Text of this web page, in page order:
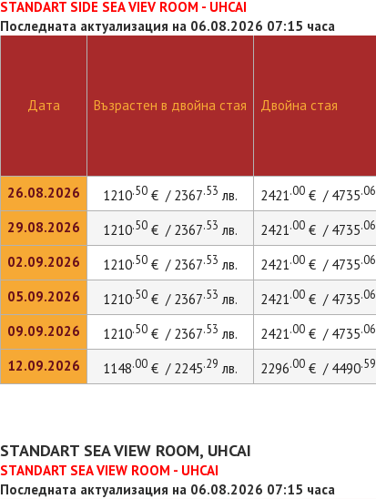
STANDART SIDE SEA VIEV ROOM - UHCAI
Последната актуализация на 06.08.2026 07:15 часа
Дата
26.08.2026
29.08.2026
02.09.2026
05.09.2026
09.09.2026
12.09.2026
Възрастен в двойна стая Двойна стая
1210.50 € / 2367.53 лв. 2421.00 € / 4735.06
1210.50 € / 2367.53 лв. 2421.00 € / 4735.06
1210.50 € / 2367.53 лв. 2421.00 € / 4735.06
1210.50 € / 2367.53 лв. 2421.00 € / 4735.06
1210.50 € / 2367.53 лв. 2421.00 € / 4735.06
1148.00 € / 2245.29 лв. 2296.00 € / 4490.59
STANDART SEA VIEW ROOM, UHCAI
STANDART SEA VIEW ROOM - UHCAI
Последната актуализация на 06.08.2026 07:15 часа